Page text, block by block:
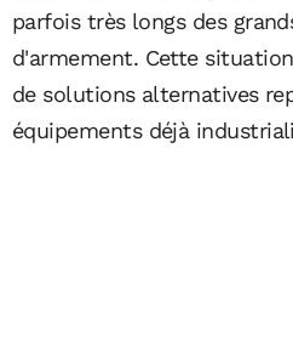
parfois très longs des
d'armement. Cette
de solutions alternatives
équipements déjà